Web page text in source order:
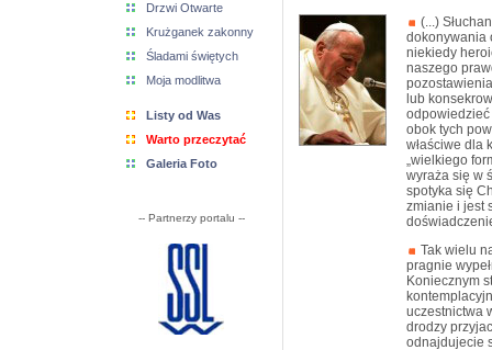
Drzwi Otwarte
Krużganek zakonny
Śladami świętych
Moja modlitwa
Listy od Was
Warto przeczytać
Galeria Foto
-- Partnerzy portalu --
(...)
dokonywania
niekiedy
naszego
lub
odpowiedzieć
obok tych
właściwe dla
„wielkiego
wyraża się w
spotyka się
zmianie i jest
Tak wielu
pragnie
Koniecznym
uczestnictwa
drodzy
odnajdujecie